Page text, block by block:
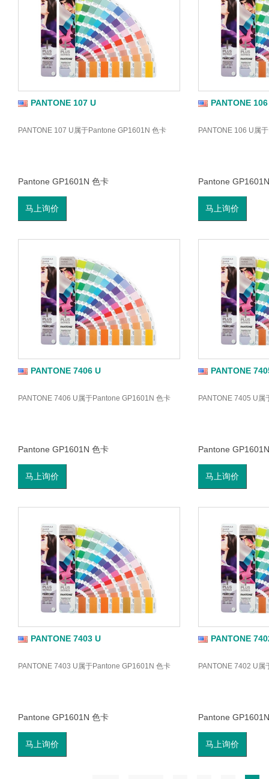
PANTONE 107 U
PANTONE 107 U属于Pantone GP1601N 色卡
Pantone GP1601N 色卡
马上询价
PANTONE
PANTONE 106 U属
Pantone
马上询价
PANTONE 7406 U
PANTONE 7406 U属于Pantone GP1601N 色卡
Pantone GP1601N 色卡
马上询价
PANTONE
PANTONE 7405 U
Pantone
马上询价
PANTONE 7403 U
PANTONE 7403 U属于Pantone GP1601N 色卡
Pantone GP1601N 色卡
马上询价
PANTONE
PANTONE 7402 U
Pantone
马上询价